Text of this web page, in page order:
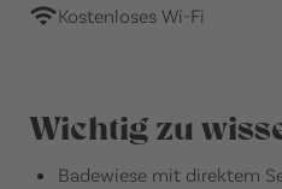
Kostenloses Wi-Fi
Wichtig zu
Badewiese mit direktem